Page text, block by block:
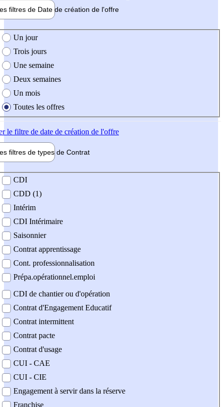
filtres de Date de création de l'offre
création de l'offre
Un jour
Trois jours
Une semaine
Deux semaines
Un mois
Toutes les offres
le filtre de date de création de l'offre
filtres de types de Contrat
contrat
CDI
CDD (1)
Intérim
CDI Intérimaire
Saisonnier
Contrat apprentissage
Cont. professionnalisation
Prépa.opérationnel.emploi
CDI de chantier ou d'opération
Contrat d'Engagement Educatif
Contrat intermittent
Contrat pacte
Contrat d'usage
CUI - CAE
CUI - CIE
Engagement à servir dans la réserve
Franchise